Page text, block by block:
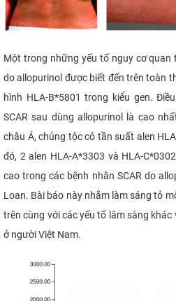
Một trong những yếu tố nguy cơ quan
do allopurinol được biết đến trên toàn
hình HLA-B*5801 trong kiểu gen.
SCAR sau dùng allopurinol là cao
châu Á, chủng tộc có tần suất alen
đó, 2 alen HLA-A*3303 và HLA-
cao trong các bệnh nhân SCAR do
Loan. Bài báo này nhằm làm sáng tỏ
trên cùng với các yếu tố lâm sàng khác
ở người Việt Nam.​